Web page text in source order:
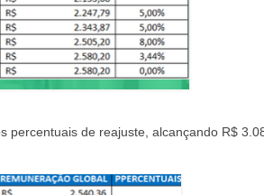
percentuais de reajuste, alcançando R$